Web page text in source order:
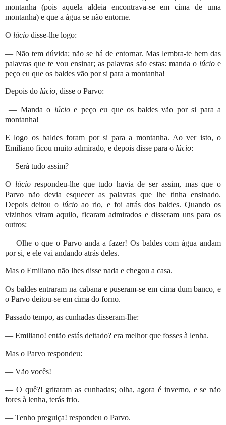
montanha (pois aquela aldeia encontrava-se em cima de uma
montanha) e que a água se não entorne.
O lúcio disse-lhe logo:
— Não tem dúvida; não se há de entornar. Mas lembra-te bem das
palavras que te vou ensinar; as palavras são estas: manda o lúcioe
peço eu que os baldes vão por si para a montanha!
Depois do lúcio, disse o Parvo:
— Manda o lúcioe peço eu que os baldes vão por si para a
montanha!
E logo os baldes foram por si para a montanha. Ao ver isto, o
Emiliano ficou muito admirado, e depois disse para o lúcio:
— Será tudo assim?
O lúciorespondeu-lhe que tudo havia de ser assim, mas que o
Parvo não devia esquecer as palavras que lhe tinha ensinado.
Depois deitou o lúcio ao rio, e foi atrás dos baldes. Quando os
vizinhos viram aquilo, ficaram admirados e disseram uns para os
outros:
— Olhe o que o Parvo anda a fazer! Os baldes com água andam
por si, e ele vai andando atrás deles.
Mas o Emiliano não lhes disse nada e chegou a casa.
Os baldes entraram na cabana e puseram-se em cima dum banco, e
o Parvo deitou-se em cima do forno.
Passado tempo, as cunhadas disseram-lhe:
— Emiliano! então estás deitado? era melhor que fosses à lenha.
Mas o Parvo respondeu:
— Vão vocês!
— O quê?! gritaram as cunhadas; olha, agora é inverno, e se não
fores à lenha, terás frio.
— Tenho preguiça! respondeu o Parvo.